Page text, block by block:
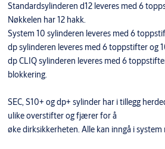
Standardsylinderen d12 leveres med 6
Nøkkelen har 12 hakk.
System 10 sylinderen leveres med 6
dp sylinderen leveres med 6 toppstifter og
dp CLIQ sylinderen leveres med 6
blokkering.
SEC, S10+ og dp+ sylinder har i tillegg
ulike overstifter og fjærer for å
øke dirksikkerheten. Alle kan inngå i system